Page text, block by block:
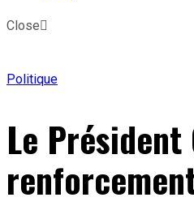
Close
Politique
Le